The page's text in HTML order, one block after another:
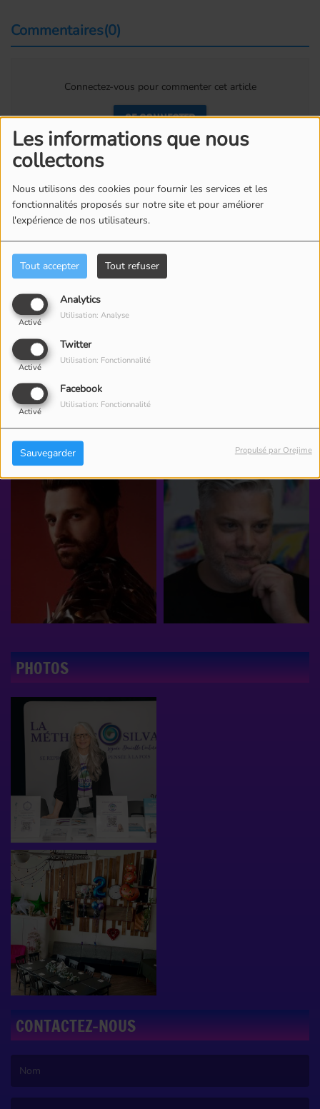
Les informations que nous
collectons
Nous utilisons des cookies pour fournir les services et les
fonctionnalités proposés sur notre site et pour améliorer
l'expérience de nos utilisateurs.
Tout accepter Tout refuser
Analytics
Activé
Utilisation: Analyse
Twitter
Activé
Utilisation: Fonctionnalité
Facebook
Activé
Utilisation: Fonctionnalité
Sauvegarder Propulsé par Orejime
Commentaires(0)
Connectez-vous pour commenter cet article
SE CONNECTER
ÉQUIPE
PHOTOS
CONTACTEZ-NOUS